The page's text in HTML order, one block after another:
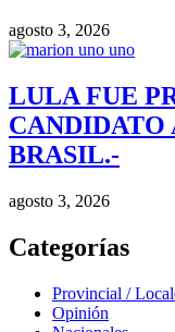
agosto 3, 2026
LULA FUE
CANDIDATO
BRASIL.-
agosto 3, 2026
Categorías
Provincial /
Opinión